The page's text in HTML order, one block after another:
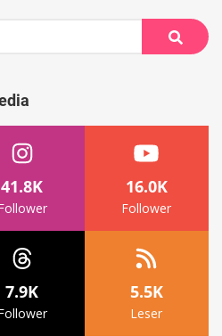
Suche
41.8K 16.0K
Follower
7.9K 5.5K
Leser